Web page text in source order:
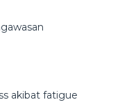
akibat fatigue